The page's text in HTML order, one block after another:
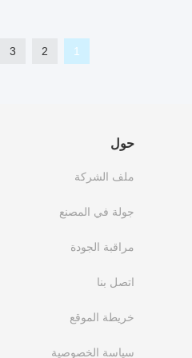
1
2
3
حول
ملف الشركة
جولة في المصنع
مراقبة الجودة
اتصل بنا
خريطة الموقع
سياسة الخصوصية